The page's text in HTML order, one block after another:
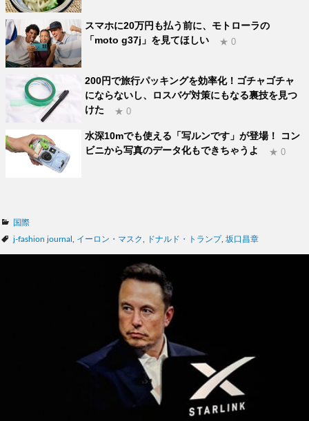
スマホに20万円も払う前に、モトローラの
「moto g37j」を見てほしい
★ 0
200円で旅行パッキングを効率化！ゴチャゴチャ
にならないし、ロスバゲ対策にもなる裏技を見つ
けた
★ 0
水深10mでも使える「写ルンです」が登場！ コン
ビニから写真のデータ化もできちゃうよ
★ 0
カ
テ
国際
タ
j-fashion journal イーロン・マスク ドナルド・トランプ, 坂口昌章